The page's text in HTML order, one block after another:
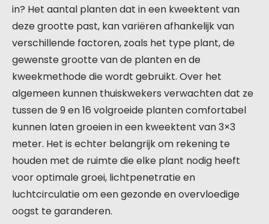
in? Het aantal planten dat in een kweektent van
deze grootte past, kan variëren afhankelijk van
verschillende factoren, zoals het type plant, de
gewenste grootte van de planten en de
kweekmethode die wordt gebruikt. Over het
algemeen kunnen thuiskwekers verwachten dat ze
tussen de 9 en 16 volgroeide planten comfortabel
kunnen laten groeien in een kweektent van 3×3
meter. Het is echter belangrijk om rekening te
houden met de ruimte die elke plant nodig heeft
voor optimale groei, lichtpenetratie en
luchtcirculatie om een gezonde en overvloedige
oogst te garanderen.